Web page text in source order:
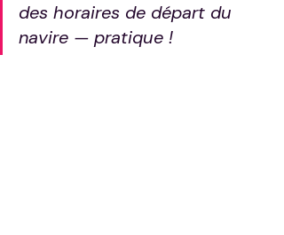
des horaires de départ du
navire — pratique !